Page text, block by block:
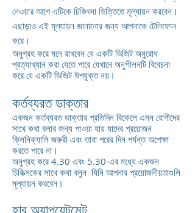
নেওয়ার আগে এটিকে চিকিৎসা ভিত্তিতে মূল্যায়ন করবেন।
এছাড়াও এই মূল্যায়ন জানানোর জন্য আপনাকে টেলিফোন
করে।
অনুগ্রহ করে মনে রাখবেন যে একটি ভিজিট অনুরোধ
প্রত্যাখ্যান করা যেতে পারে যেখানে অনুশীলনটি বিবেচনা
করে যে একটি ভিজিট উপযুক্ত নয়।
কর্তব্যরত ডাক্তার
একজন কর্তব্যরত ডাক্তার প্রতিদিন বিকেলে এমন রোগীদের
সাথে কথা বলার জন্য পাওয়া যায় যাদের প্রয়োজন
ক্লিনিক্যালি জরুরী এবং তারা পরের দিন পর্যন্ত অপেক্ষা
করতে পারে না।
অনুগ্রহ করে 4.30 এবং 5.30-এর মধ্যে একজন
চিকিত্সকের সাথে কথা বলুন যিনি আপনার প্রয়োজনীয়তাগুলি
মূল্যায়ন করবেন।